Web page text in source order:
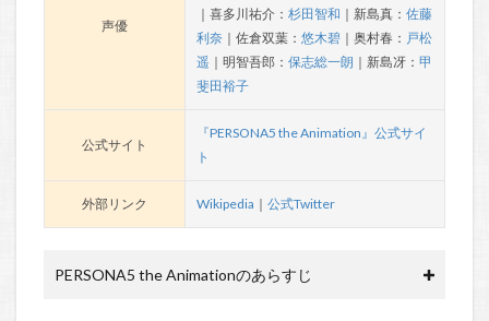
声優
｜喜多川祐介： 杉田智和 ｜新島真： 佐藤
利奈｜佐倉双葉： 悠木碧｜奥村春： 戸松
遥 ｜明智吾郎： 保志総一朗 ｜新島冴： 甲
斐田裕子
公式サイト
『PERSONA5 the Animation』公式サイ
ト
外部リンク Wikipedia ｜ 公式Twitter
PERSONA5 the Animationのあらすじ